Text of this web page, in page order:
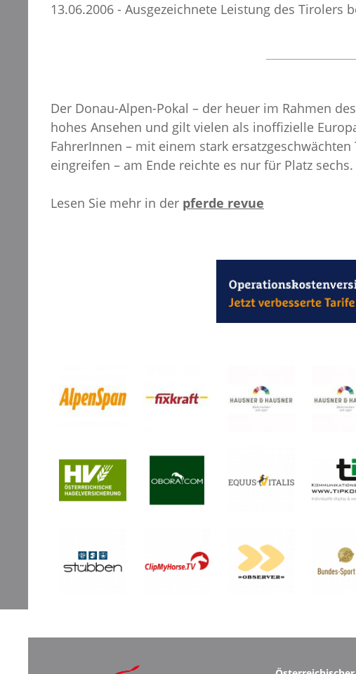
13.06.2006 - Ausgezeichnete Leistung des
Der Donau-Alpen-Pokal – der heuer im Rahmen
hohes Ansehen und gilt vielen als inoffizielle
FahrerInnen – mit einem stark
eingreifen – am Ende reichte es nur für Platz sechs.
Lesen Sie mehr in der pferde revue